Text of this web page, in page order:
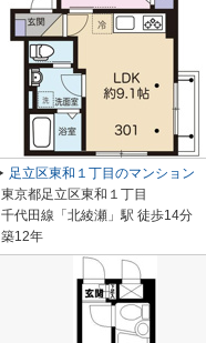
足立区東和１丁目のマンション
東京都足立区東和１丁目
千代田線「北綾瀬」駅 徒歩14分
築12年